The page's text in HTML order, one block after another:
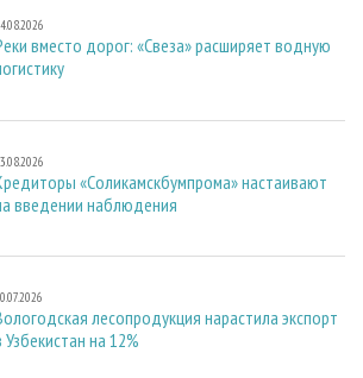
вместо дорог: «Свеза» расширяет водную
«Соликамскбумпрома» настаивают
введении наблюдения
лесопродукция нарастила экспорт
Узбекистан на 12%